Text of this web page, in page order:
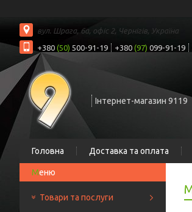
вул. Шрага, 6а, офіс 2, Чернігів, Україна
+380 (50) 500-91-19 +380 (97) 099-91-19
Інтернет-магазин 9119
Головна Доставка та оплата
Товари та послуги